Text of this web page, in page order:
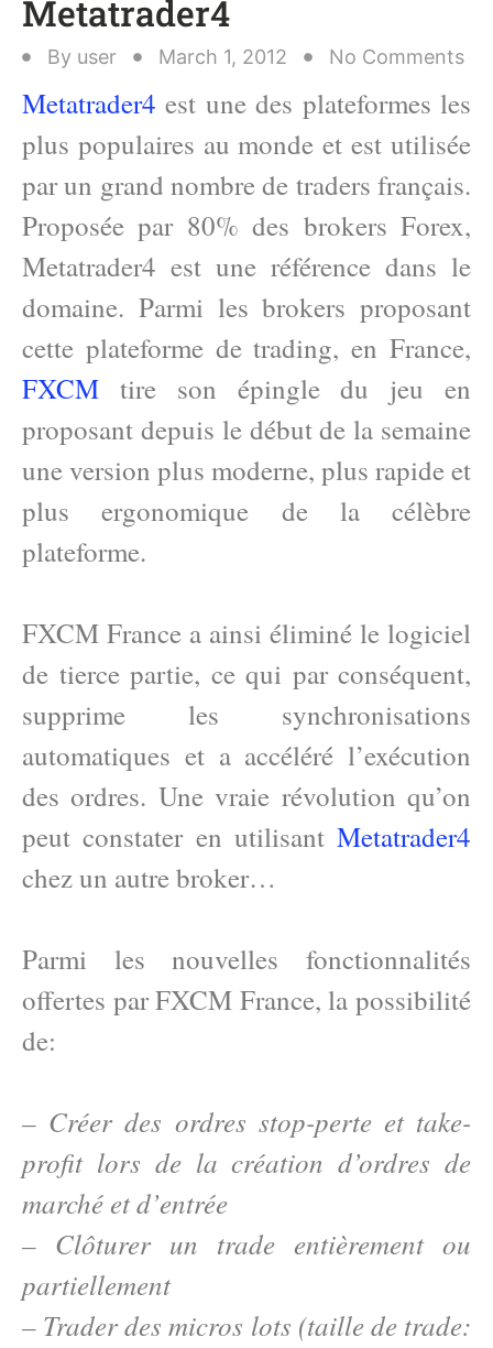
Metatrader4
By user March 1, 2012 No Comments
Metatrader4 est une des plateformes les
plus populaires au monde et est utilisée
par un grand nombre de traders français.
Proposée par 80% des brokers Forex,
Metatrader4 est une référence dans le
domaine. Parmi les brokers proposant
cette plateforme de trading, en France,
FXCM tire son épingle du jeu en
proposant depuis le début de la semaine
une version plus moderne, plus rapide et
plus ergonomique de la célèbre
plateforme.
FXCM France a ainsi éliminé le logiciel
de tierce partie, ce qui par conséquent,
supprime les synchronisations
automatiques et a accéléré l’exécution
des ordres. Une vraie révolution qu’on
peut constater en utilisant Metatrader4
chez un autre broker…
Parmi les nouvelles fonctionnalités
offertes par FXCM France, la possibilité
de:
– Créer des ordres stop-perte et take-
profit lors de la création d’ordres de
marché et d’entrée
– Clôturer un trade entièrement ou
partiellement
– Trader des micros lots (taille de trade: